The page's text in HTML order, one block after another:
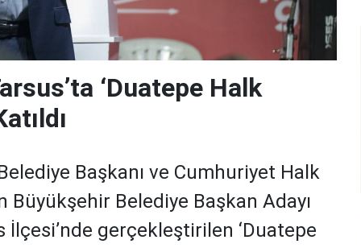
‘Duatepe Halk
Başkanı ve Cumhuriyet Halk
Büyükşehir Belediye Başkan Adayı
İlçesi’nde gerçekleştirilen ‘Duatepe